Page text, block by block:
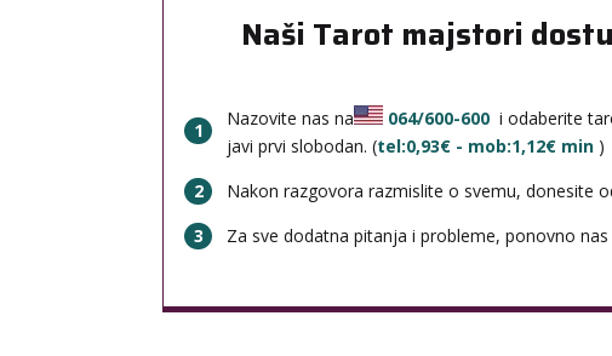
Naši Tarot majstori
1
Nazovite nas na 064/600-600 i odaberite
javi prvi slobodan. (tel:0,93€ - mob:1,12€ min )
2
Nakon razgovora razmislite o svemu, donesite
3
Za sve dodatna pitanja i probleme, ponovno